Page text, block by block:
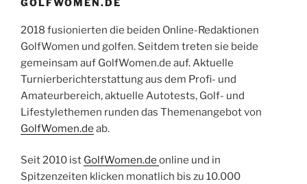
GOLFWOMEN.DE
2018 fusionierten die beiden Online-Redaktionen
GolfWomen und golfen. Seitdem treten sie beide
gemeinsam auf GolfWomen.de auf. Aktuelle
Turnierberichterstattung aus dem Profi- und
Amateurbereich, aktuelle Autotests, Golf- und
Lifestylethemen runden das Themenangebot von
GolfWomen.de ab.
Seit 2010 ist GolfWomen.de online und in
Spitzenzeiten klicken monatlich bis zu 10.000